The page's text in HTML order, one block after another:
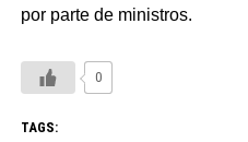
por parte de ministros.
0
TAGS: